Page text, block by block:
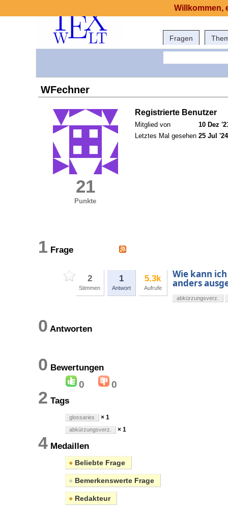
Fragen
WFechner
21
Punkte
Registrierte Benutzer
Mitglied von
10 Dez
Letztes Mal gesehen 25 Jul
1 Frage
2
Stimmen
1
Antwort
5.3k
Aufrufe
Wie kann
anders
abkürzungsverz.
0 Antworten
0 Bewertungen
0 0
2 Tags
glossaries × 1
abkürzungsverz. × 1
4 Medaillen
● Beliebte Frage
● Bemerkenswerte Frage
● Redakteur
Willkommen,